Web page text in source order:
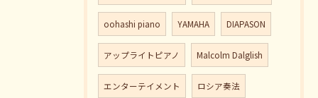
oohashi piano YAMAHA DIAPASON
アップライトピアノ Malcolm Dalglish
エンターテイメント ロシア奏法